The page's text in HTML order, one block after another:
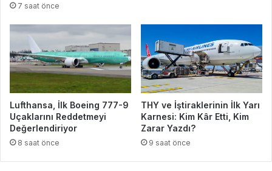
7 saat önce
Lufthansa, İlk Boeing 777-9
Uçaklarını Reddetmeyi
Değerlendiriyor
8 saat önce
THY ve İştiraklerinin İlk Yarı
Karnesi: Kim Kâr Etti, Kim
Zarar Yazdı?
9 saat önce